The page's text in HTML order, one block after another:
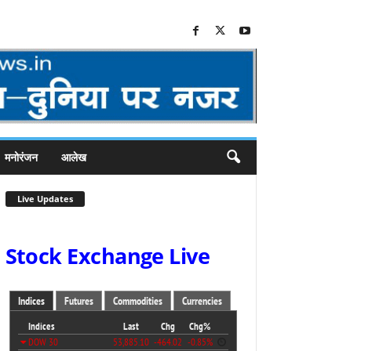
मनोरंजन आलेख
Live Updates
Stock Exchange Live